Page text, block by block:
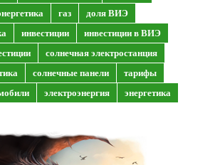
газ
доля ВИЭ
инвестиции
инвестиции в ВИЭ
солнечная электростанция
солнечные панели
тарифы
электроэнергия энергетика